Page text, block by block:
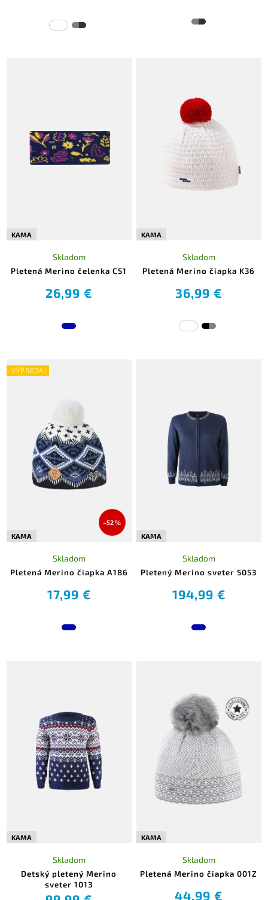
KAMA
Pletená Merino čelenka C51
Skladom
26,99 €
KAMA
Pletená Merino čiapka K36
Skladom
36,99 €
VÝPREDAJ
–52 %
KAMA
Pletená Merino čiapka A186
Skladom
17,99 €
KAMA
Pletený Merino sveter 5053
Skladom
194,99 €
KAMA
Detský pletený Merino
sveter 1013
Skladom
KAMA
Pletená Merino čiapka 001Z
Skladom
44,99 €